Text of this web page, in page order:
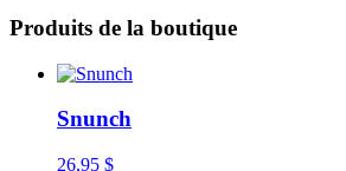
Produits de la boutique
Snunch
26,95 $